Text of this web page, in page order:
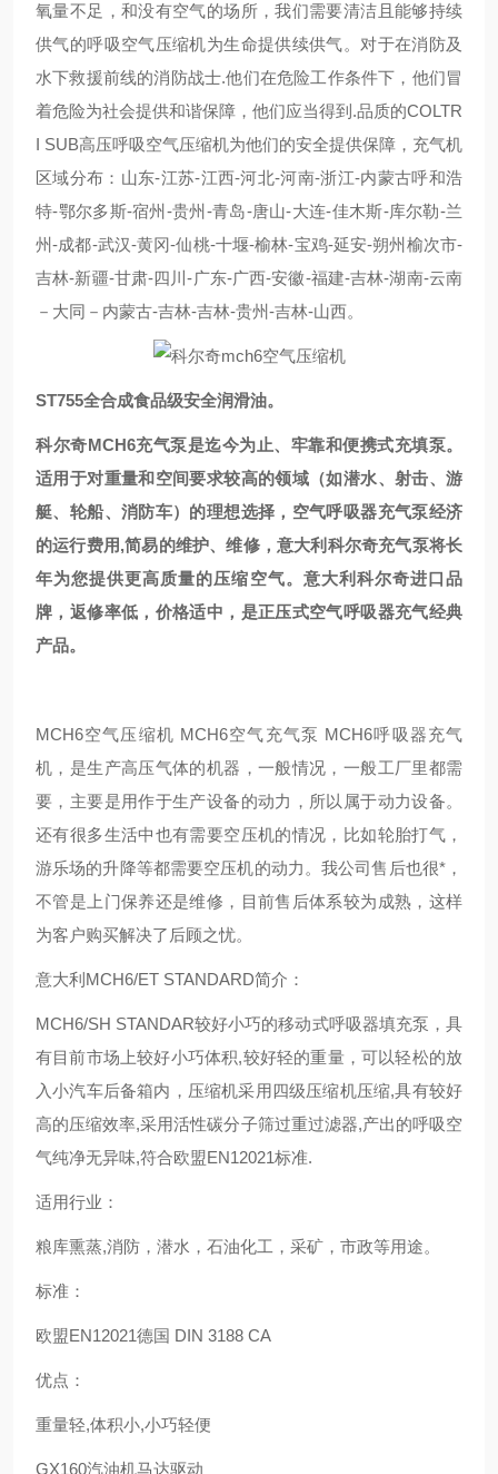
氧量不足，和没有空气的场所，我们需要清洁且能够持续
供气的呼吸空气压缩机为生命提供续供气。对于在消防及
水下救援前线的消防战士.他们在危险工作条件下，他们冒
着危险为社会提供和谐保障，他们应当得到.品质的COLTR
I SUB高压呼吸空气压缩机为他们的安全提供保障，充气机
区域分布：山东-江苏-江西-河北-河南-浙江-内蒙古呼和浩
特-鄂尔多斯-宿州-贵州-青岛-唐山-大连-佳木斯-库尔勒-兰
州-成都-武汉-黄冈-仙桃-十堰-榆林-宝鸡-延安-朔州榆次市-
吉林-新疆-甘肃-四川-广东-广西-安徽-福建-吉林-湖南-云南
－大同－内蒙古-吉林-吉林-贵州-吉林-山西。
ST755全合成食品级安全润滑油。
科尔奇MCH6充气泵是迄今为止、牢靠和便携式充填泵。
适用于对重量和空间要求较高的领域（如潜水、射击、游
艇、轮船、消防车）的理想选择，空气呼吸器充气泵经济
的运行费用,简易的维护、维修，意大利科尔奇充气泵将长
年为您提供更高质量的压缩空气。意大利科尔奇进口品
牌，返修率低，价格适中，是正压式空气呼吸器充气经典
产品。
MCH6空气压缩机 MCH6空气充气泵 MCH6呼吸器充气
机，是生产高压气体的机器，一般情况，一般工厂里都需
要，主要是用作于生产设备的动力，所以属于动力设备。
还有很多生活中也有需要空压机的情况，比如轮胎打气，
游乐场的升降等都需要空压机的动力。我公司售后也很*，
不管是上门保养还是维修，目前售后体系较为成熟，这样
为客户购买解决了后顾之忧。
意大利MCH6/ET STANDARD简介：
MCH6/SH STANDAR较好小巧的移动式呼吸器填充泵，具
有目前市场上较好小巧体积,较好轻的重量，可以轻松的放
入小汽车后备箱内，压缩机采用四级压缩机压缩,具有较好
高的压缩效率,采用活性碳分子筛过重过滤器,产出的呼吸空
气纯净无异味,符合欧盟EN12021标准.
适用行业：
粮库熏蒸,消防，潜水，石油化工，采矿，市政等用途。
标准：
欧盟EN12021德国 DIN 3188 CA
优点：
重量轻,体积小,小巧轻便
GX160汽油机马达驱动